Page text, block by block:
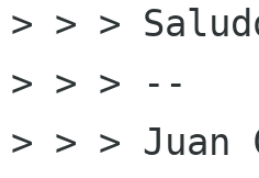
> > >
> > > --
> > > Juan